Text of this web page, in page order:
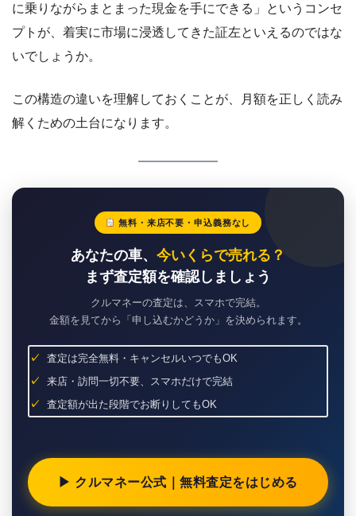
に乗りながらまとまった現金を手にできる」というコンセ
プトが、着実に市場に浸透してきた証左といえるのではな
いでしょうか。
この構造の違いを理解しておくことが、月額を正しく読み
解くための土台になります。
無料・来店不要・申込義務なし
あなたの車、 今いくらで売れる？
まず査定額を確認しましょう
クルマネーの査定は、スマホで完結。
金額を見てから「申し込むかどうか」を決められます。
査定は完全無料・キャンセルいつでもOK
来店・訪問一切不要、スマホだけで完結
査定額が出た段階でお断りしてもOK
▶ クルマネー公式｜無料査定をはじめる